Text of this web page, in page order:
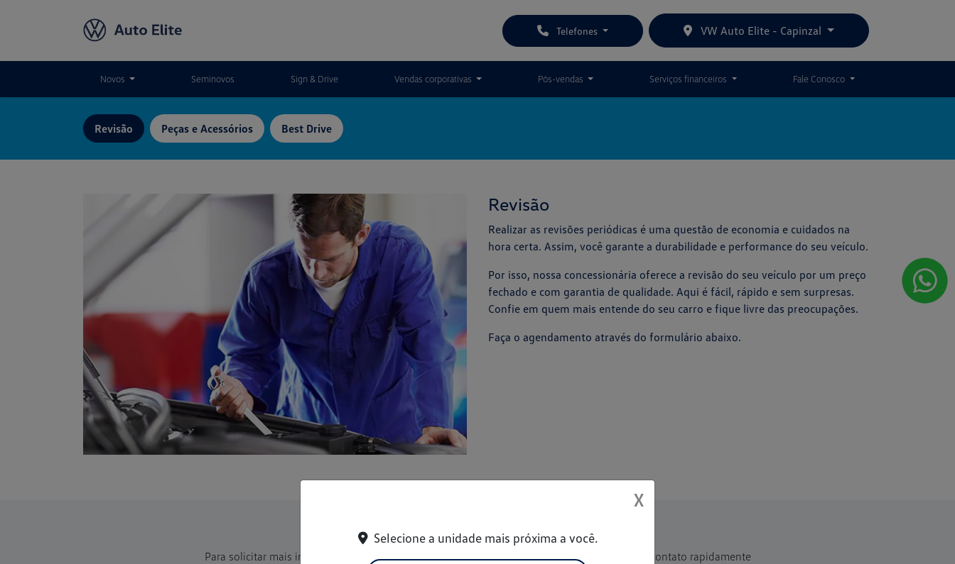
Telefones VW Auto Elite - Capinzal
Novos Seminovos Sign & Drive Vendas corporativas Pós-vendas Serviços financeiros Fale Conosco
Revisão Peças e Acessórios Best Drive
Revisão
Realizar as revisões periódicas é uma questão de economia e cuidados na
hora certa. Assim, você garante a durabilidade e performance do seu veículo.
Por isso, nossa concessionária oferece a revisão do seu veículo por um preço
fechado e com garantia de qualidade. Aqui é fácil, rápido e sem surpresas.
Confie em quem mais entende do seu carro e fique livre das preocupações.
Faça o agendamento através do formulário abaixo.
Entre em contato com a nossa equipe
Para solicitar mais informações, por favor, preencha o formulário abaixo que entraremos em contato rapidamente
X
Selecione a unidade mais próxima a você.